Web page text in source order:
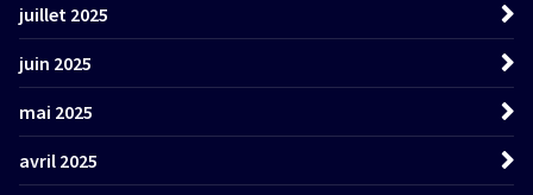
juillet 2025
juin 2025
mai 2025
avril 2025